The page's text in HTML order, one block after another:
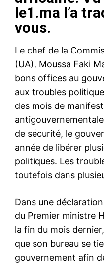
le1.ma l’a
vous.
Le chef de la
(UA), Moussa Faki
bons offices au
aux troubles
des mois de
de sécurité, le
année de libérer
politiques. Les
toutefois dans
Dans une
du Premier ministre
la fin du mois
que son bureau se
gouvernement afin